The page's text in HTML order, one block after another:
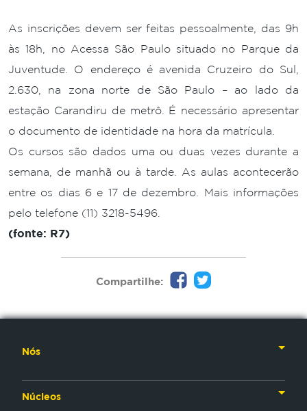
As inscrições devem ser feitas pessoalmente, das 9h
às 18h, no Acessa São Paulo situado no Parque da
Juventude. O endereço é avenida Cruzeiro do Sul,
2.630, na zona norte de São Paulo – ao lado da
estação Carandiru de metrô. É necessário apresentar
o documento de identidade na hora da matrícula.
Os cursos são dados uma ou duas vezes durante a
semana, de manhã ou à tarde. As aulas acontecerão
entre os dias 6 e 17 de dezembro. Mais informações
pelo telefone (11) 3218-5496.
(fonte: R7)
Compartilhe:
Nós
Núcleos